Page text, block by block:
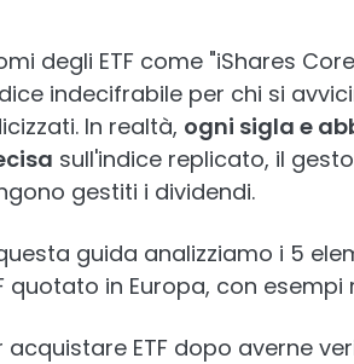
degli ETF come "iShares
indecifrabile per chi si
In realtà, ogni sigla e
sull'indice replicato, il
gestiti i dividendi.
guida analizziamo i 5
quotato in Europa, con
acquistare ETF dopo averne